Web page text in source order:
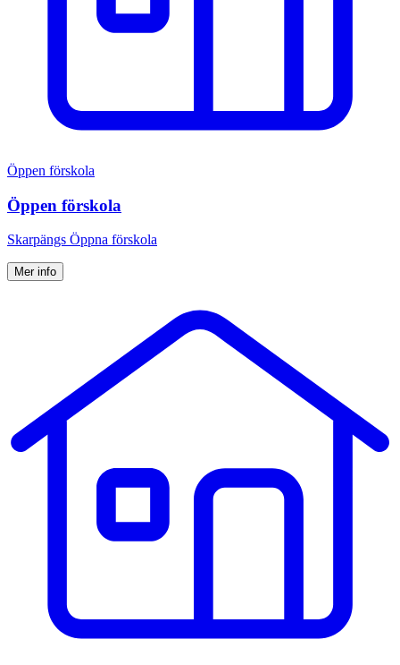
Öppen förskola
Öppen förskola
Skarpängs Öppna förskola
Mer info